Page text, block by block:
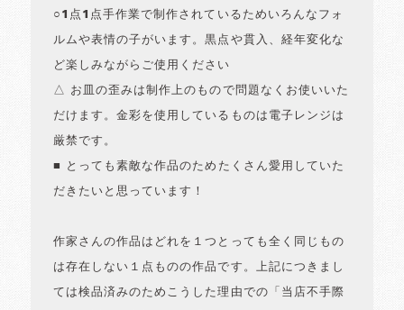
○1点1点手作業で制作されているためいろんなフォ
ルムや表情の子がいます。黒点や貫入、経年変化な
ど楽しみながらご使用ください
△ お皿の歪みは制作上のもので問題なくお使いいた
だけます。金彩を使用しているものは電子レンジは
厳禁です。
■ とっても素敵な作品のためたくさん愛用していた
だきたいと思っています！
作家さんの作品はどれを１つとっても全く同じもの
は存在しない１点ものの作品です。上記につきまし
ては検品済みのためこうした理由での「当店不手際